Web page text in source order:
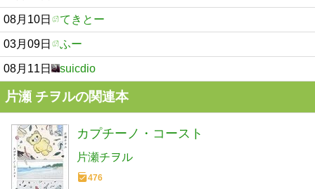
08月10日 てきとー
03月09日 ふー
08月11日 suicdio
片瀬 チヲルの関連本
カプチーノ・コースト
片瀬チヲル
476